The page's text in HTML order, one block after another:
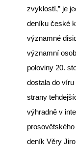
zvyklostí,” je
deníku české
významné
významní
poloviny 20.
dostala do
strany
výhradně v
deník Věry